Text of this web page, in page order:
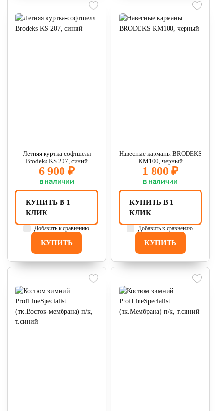
Летняя куртка-софтшелл
Brodeks KS 207, синий
6 900 ₽
в наличии
КУПИТЬ
КУПИТЬ В 1
КЛИК
Добавить к сравнению
Навесные карманы BRODEKS
KM100, черный
1 800 ₽
в наличии
КУПИТЬ
КУПИТЬ В 1
КЛИК
Добавить к сравнению